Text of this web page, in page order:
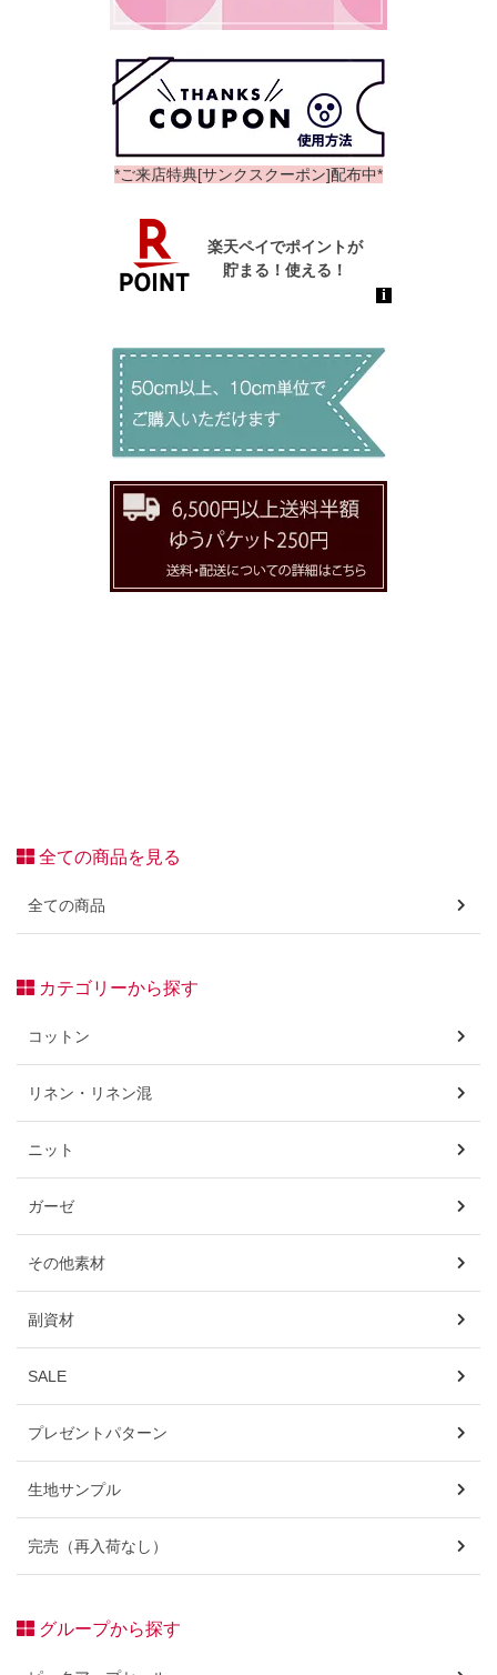
*ご来店特典[サンクスクーポン]配布中*
全ての商品を見る
全ての商品
カテゴリーから探す
コットン
リネン・リネン混
ニット
ガーゼ
その他素材
副資材
SALE
プレゼントパターン
生地サンプル
完売（再入荷なし）
グループから探す